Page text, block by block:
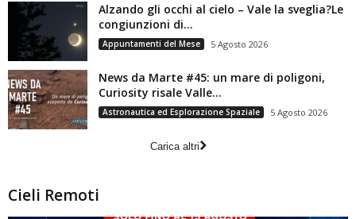
Alzando gli occhi al cielo – Vale la sveglia?Le
congiunzioni di...
Appuntamenti del Mese 5 Agosto 2026
News da Marte #45: un mare di poligoni,
Curiosity risale Valle...
Astronautica ed Esplorazione Spaziale 5 Agosto 2026
Carica altri
Cieli Remoti